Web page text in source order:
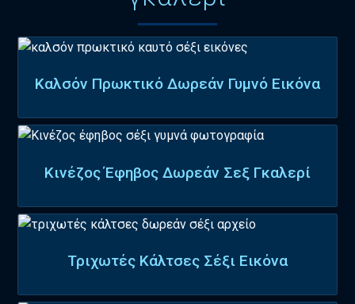
Καλσόν Πρωκτικό Δωρεάν Γυμνό Εικόνα
Κινέζος Έφηβος Δωρεάν Σεξ Γκαλερί
Τριχωτές Κάλτσες Σέξι Εικόνα